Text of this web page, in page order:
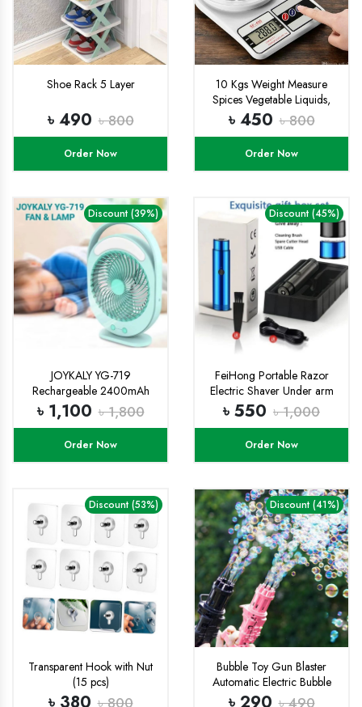
Shoe Rack 5 Layer
৳ 490 ৳ 800
Order Now
10 Kgs Weight Measure
Spices Vegetable Liquids,
Digital Kitchen Scale -
Weight Machine Digital-
weight machine digital metre
৳ 450 ৳ 800
Order Now
Discount (39%)
JOYKALY YG-719
Rechargeable 2400mAh
Lithium Battery Fan With LED
Lamp
৳ 1,100 ৳ 1,800
Order Now
Discount (45%)
FeiHong Portable Razor
Electric Shaver Under arm
clean
৳ 550 ৳ 1,000
Order Now
Discount (53%)
Transparent Hook with Nut
(15 pcs)
৳ 380 ৳ 800
Discount (41%)
Bubble Toy Gun Blaster
Automatic Electric Bubble
Toys Gun
৳ 290 ৳ 490